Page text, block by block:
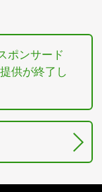
ポンサード
供が終了し